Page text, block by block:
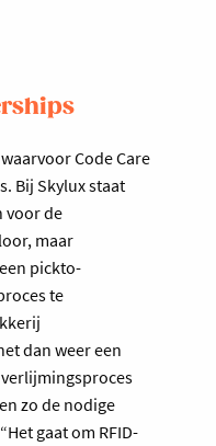
Code Care
Bij Skylux staat
voor de
maar
pickto-
te
dan weer een
zo de nodige
gaat om RFID-